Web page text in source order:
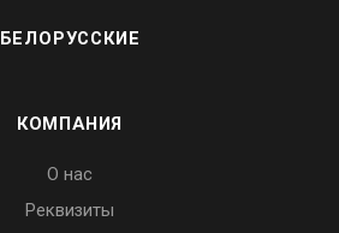
БЕЛОРУССКИЕ
КОМПАНИЯ
О нас
Реквизиты